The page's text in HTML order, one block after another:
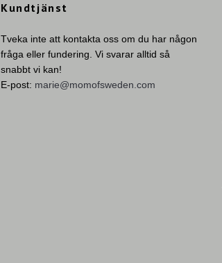
Kundtjänst
Tveka inte att kontakta oss om du har någon
fråga eller fundering. Vi svarar alltid så
snabbt vi kan!
E-post: marie@momofsweden.com